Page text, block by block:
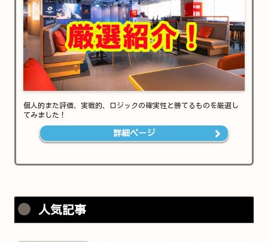
個人的また評価、実戦的、ロジックの確実性と勝てるものを厳選し
てみました！
詳細ページ
人気記事